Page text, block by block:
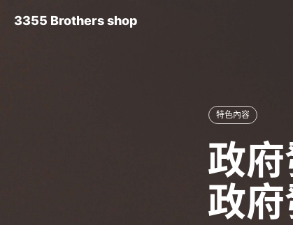
3355 Brothers shop
特色內容
政
政